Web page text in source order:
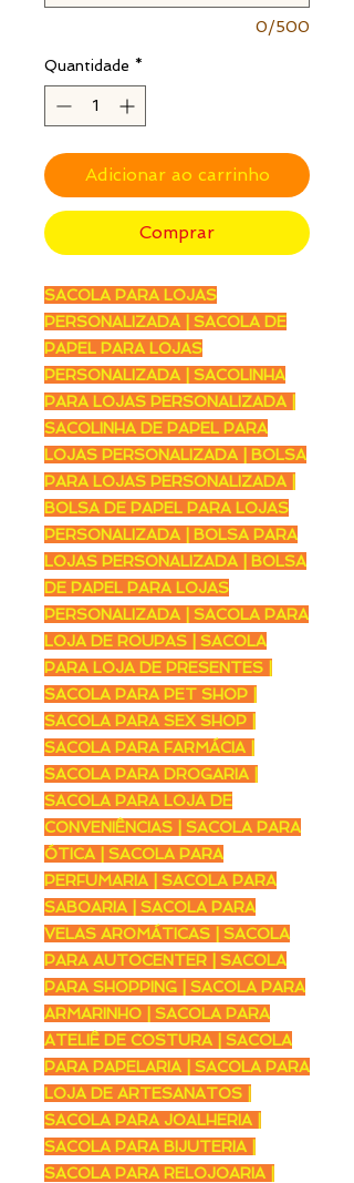
0/500
Quantidade *
Adicionar ao carrinho
Comprar
SACOLA PARA LOJAS
PERSONALIZADA | SACOLA DE
PAPEL PARA LOJAS
PERSONALIZADA | SACOLINHA
PARA LOJAS PERSONALIZADA |
SACOLINHA DE PAPEL PARA
LOJAS PERSONALIZADA | BOLSA
PARA LOJAS PERSONALIZADA |
BOLSA DE PAPEL PARA LOJAS
PERSONALIZADA | BOLSA PARA
LOJAS PERSONALIZADA | BOLSA
DE PAPEL PARA LOJAS
PERSONALIZADA | SACOLA PARA
LOJA DE ROUPAS | SACOLA
PARA LOJA DE PRESENTES |
SACOLA PARA PET SHOP |
SACOLA PARA SEX SHOP |
SACOLA PARA FARMÁCIA |
SACOLA PARA DROGARIA |
SACOLA PARA LOJA DE
CONVENIÊNCIAS | SACOLA PARA
ÓTICA | SACOLA PARA
PERFUMARIA | SACOLA PARA
SABOARIA | SACOLA PARA
VELAS AROMÁTICAS | SACOLA
PARA AUTOCENTER | SACOLA
PARA SHOPPING | SACOLA PARA
ARMARINHO | SACOLA PARA
ATELIÊ DE COSTURA | SACOLA
PARA PAPELARIA | SACOLA PARA
LOJA DE ARTESANATOS |
SACOLA PARA JOALHERIA |
SACOLA PARA BIJUTERIA |
SACOLA PARA RELOJOARIA |